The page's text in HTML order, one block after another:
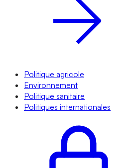
Politique agricole
Environnement
Politique sanitaire
Politiques internationales